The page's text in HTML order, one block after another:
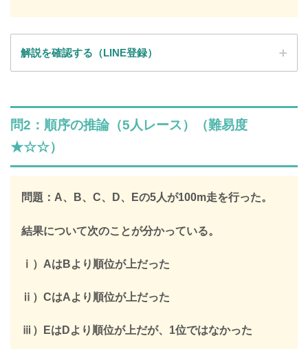
解説を確認する（LINE登録）
SPI全問の解説が見放題
LINEで限定キーワードを受け取ると、
312,887人
問2：順序の推論（5人レース）（難易度
★☆☆）
問題：A、B、C、D、Eの5人が100m走を行った。
結果について次のことが分かっている。
ⅰ）AはBより順位が上だった
ⅱ）CはAより順位が上だった
ⅲ）EはDより順位が上だが、1位ではなかった